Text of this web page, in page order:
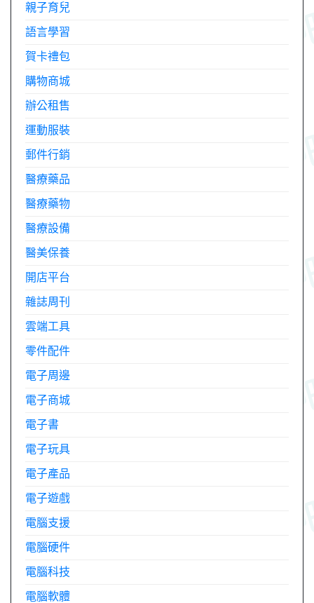
親子育兒
語言學習
賀卡禮包
購物商城
辦公租售
運動服裝
郵件行銷
醫療藥品
醫療藥物
醫療設備
醫美保養
開店平台
雜誌周刊
雲端工具
零件配件
電子周邊
電子商城
電子書
電子玩具
電子產品
電子遊戲
電腦支援
電腦硬件
電腦科技
電腦軟體